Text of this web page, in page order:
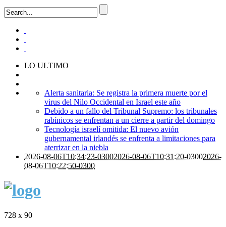
LO ULTIMO
Alerta sanitaria: Se registra la primera muerte por el
virus del Nilo Occidental en Israel este año
Debido a un fallo del Tribunal Supremo: los tribunales
rabínicos se enfrentan a un cierre a partir del domingo
Tecnología israelí omitida: El nuevo avión
gubernamental irlandés se enfrenta a limitaciones para
aterrizar en la niebla
2026-08-06T10:34:23-03002026-08-06T10:31:20-03002026-
08-06T10:22:50-0300
728 x 90